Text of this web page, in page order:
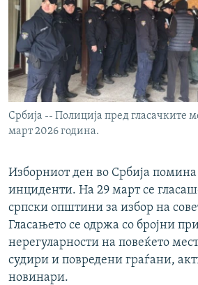
Србија -- Полиција пред гласачките
март 2026 година.
Изборниот ден во Србија помина
инциденти. На 29 март се
српски општини за избор на
Гласањето се одржа со бројни
нерегуларности на повеќето
судири и повредени граѓани,
новинари.